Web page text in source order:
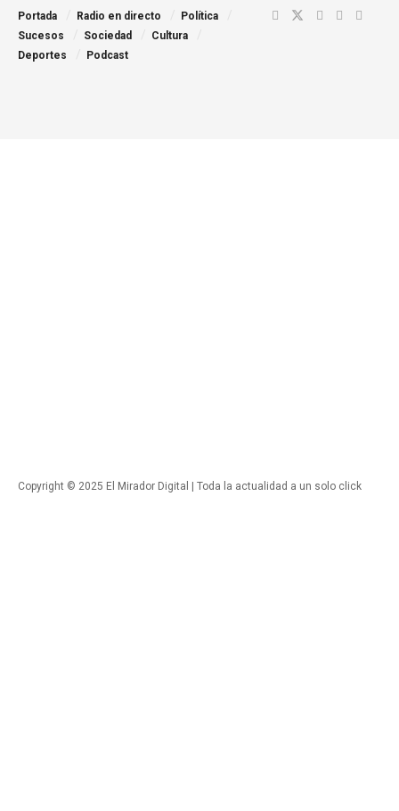
Copyright © 2025 El Mirador Digital | Toda la actualidad a un solo click
Portada Radio en directo
Política
Sucesos
Sociedad
Cultura
Deportes
Podcast